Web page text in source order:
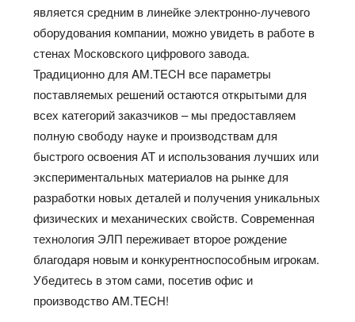
является средним в линейке электронно-лучевого
оборудования компании, можно увидеть в работе в
стенах Московского цифрового завода.
Традиционно для AM.TECH все параметры
поставляемых решений остаются открытыми для
всех категорий заказчиков – мы предоставляем
полную свободу науке и производствам для
быстрого освоения АТ и использования лучших или
экспериментальных материалов на рынке для
разработки новых деталей и получения уникальных
физических и механических свойств. Современная
технология ЭЛП переживает второе рождение
благодаря новым и конкурентноспособным игрокам.
Убедитесь в этом сами, посетив офис и
производство AM.TECH!